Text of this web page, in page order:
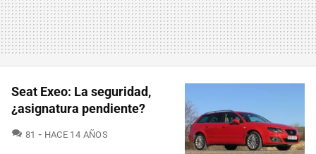
Seat Exeo: La seguridad,
¿asignatura pendiente?
81 COMENTARIOS
HACE 14 AÑOS